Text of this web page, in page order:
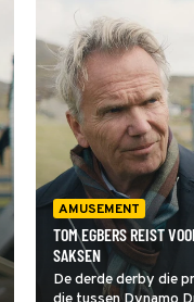
AMUSEMENT
TOM EGBERS REIST
SAKSEN
De derde derby die